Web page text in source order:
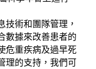
技術和團隊管理，
數據來改善患者的
危重疾病及過早死
理的支持，我們可